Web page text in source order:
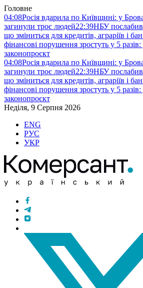
Головне
04:08Росія вдарила по Київщині: у
загинули троє людей22:39НБУ послабив
що зміниться для кредитів, аграріїв і
фінансові порушення зростуть у 5
законопроєкт
04:08Росія вдарила по Київщині: у
загинули троє людей22:39НБУ послабив
що зміниться для кредитів, аграріїв і
фінансові порушення зростуть у 5
законопроєкт
Неділя, 9 Серпня 2026
ENG
РУС
УКР